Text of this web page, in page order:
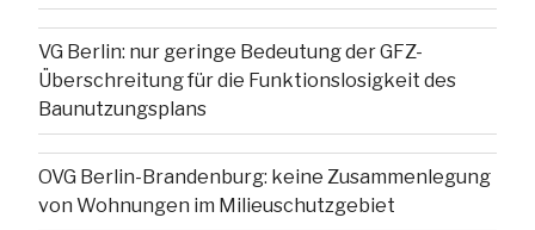
VG Berlin: nur geringe Bedeutung der GFZ-
Überschreitung für die Funktionslosigkeit des
Baunutzungsplans
OVG Berlin-Brandenburg: keine Zusammenlegung
von Wohnungen im Milieuschutzgebiet